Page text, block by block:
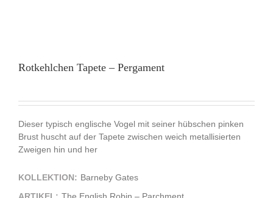
Rotkehlchen Tapete – Pergament
Dieser typisch englische Vogel mit seiner hübschen pinken
Brust huscht auf der Tapete zwischen weich metallisierten
Zweigen hin und her
KOLLEKTION: Barneby Gates